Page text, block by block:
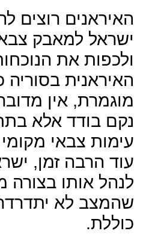
האיראנים רוצים
ישראל למאבק
ולכפות את
האיראנית בסוריה
מוגמרת, אין
נקם בודד אלא
עימות צבאי
עוד הרבה זמן,
לנהל אותו בצורה
שהמצב לא
כוללת.